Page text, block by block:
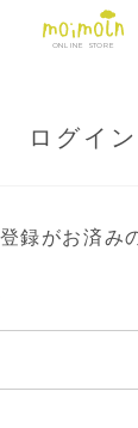
ONLINE STORE
ログイン
録がお済み